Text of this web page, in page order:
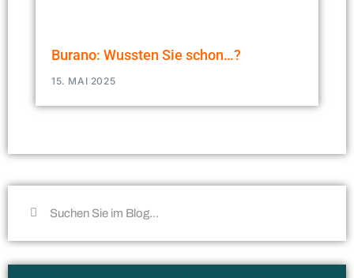
Burano: Wussten Sie schon…?
15. MAI 2025